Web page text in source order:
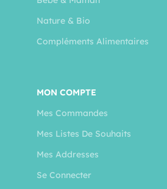
Nature & Bio
Compléments Alimentaires
MON COMPTE
Mes Commandes
Mes Listes De Souhaits
Mes Addresses
Se Connecter